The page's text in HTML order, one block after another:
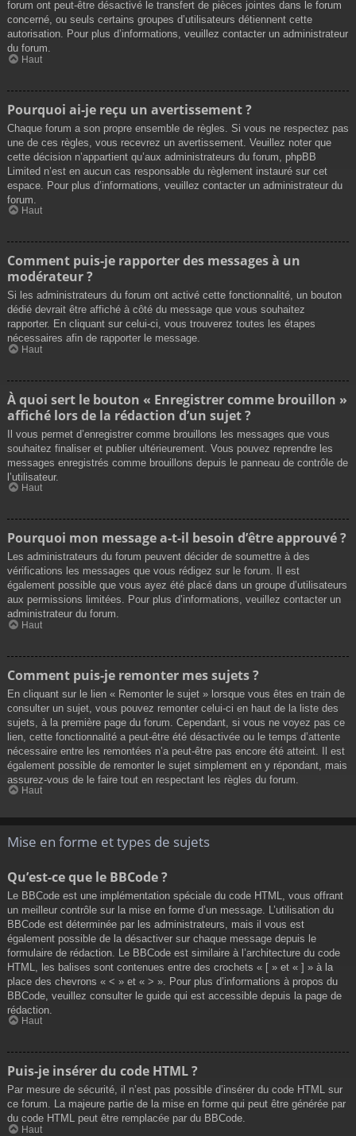
forum ont peut-être désactivé le transfert de pièces jointes dans le forum
concerné, ou seuls certains groupes d’utilisateurs détiennent cette
autorisation. Pour plus d’informations, veuillez contacter un administrateur
du forum.
Haut
Pourquoi ai-je reçu un avertissement ?
Chaque forum a son propre ensemble de règles. Si vous ne respectez pas
une de ces règles, vous recevrez un avertissement. Veuillez noter que
cette décision n’appartient qu’aux administrateurs du forum, phpBB
Limited n’est en aucun cas responsable du règlement instauré sur cet
espace. Pour plus d’informations, veuillez contacter un administrateur du
forum.
Haut
Comment puis-je rapporter des messages à un
modérateur ?
Si les administrateurs du forum ont activé cette fonctionnalité, un bouton
dédié devrait être affiché à côté du message que vous souhaitez
rapporter. En cliquant sur celui-ci, vous trouverez toutes les étapes
nécessaires afin de rapporter le message.
Haut
À quoi sert le bouton « Enregistrer comme brouillon »
affiché lors de la rédaction d’un sujet ?
Il vous permet d’enregistrer comme brouillons les messages que vous
souhaitez finaliser et publier ultérieurement. Vous pouvez reprendre les
messages enregistrés comme brouillons depuis le panneau de contrôle de
l’utilisateur.
Haut
Pourquoi mon message a-t-il besoin d’être approuvé ?
Les administrateurs du forum peuvent décider de soumettre à des
vérifications les messages que vous rédigez sur le forum. Il est
également possible que vous ayez été placé dans un groupe d’utilisateurs
aux permissions limitées. Pour plus d’informations, veuillez contacter un
administrateur du forum.
Haut
Comment puis-je remonter mes sujets ?
En cliquant sur le lien « Remonter le sujet » lorsque vous êtes en train de
consulter un sujet, vous pouvez remonter celui-ci en haut de la liste des
sujets, à la première page du forum. Cependant, si vous ne voyez pas ce
lien, cette fonctionnalité a peut-être été désactivée ou le temps d’attente
nécessaire entre les remontées n’a peut-être pas encore été atteint. Il est
également possible de remonter le sujet simplement en y répondant, mais
assurez-vous de le faire tout en respectant les règles du forum.
Haut
Mise en forme et types de sujets
Qu’est-ce que le BBCode ?
Le BBCode est une implémentation spéciale du code HTML, vous offrant
un meilleur contrôle sur la mise en forme d’un message. L’utilisation du
BBCode est déterminée par les administrateurs, mais il vous est
également possible de la désactiver sur chaque message depuis le
formulaire de rédaction. Le BBCode est similaire à l’architecture du code
HTML, les balises sont contenues entre des crochets « [ » et « ] » à la
place des chevrons « < » et « > ». Pour plus d’informations à propos du
BBCode, veuillez consulter le guide qui est accessible depuis la page de
rédaction.
Haut
Puis-je insérer du code HTML ?
Par mesure de sécurité, il n’est pas possible d’insérer du code HTML sur
ce forum. La majeure partie de la mise en forme qui peut être générée par
du code HTML peut être remplacée par du BBCode.
Haut